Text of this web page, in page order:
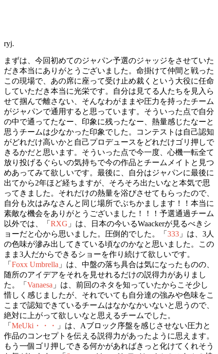
ryj.
まずは、今回初めてのジャパン予選のジャッジをさせていた
だき本当にありがとうございました。命掛けて仲間と戦った
この現場で、あの席に座って受け止め裁くという大役に任命
していただき本当に光栄です。自分は見てる人たちを見入ら
せて掴んで離さない、そんなわがままや圧力を持ったチーム
がジャパンで通用すると思っています。そういった点で自分
の中で通ってたなー、印象に残ったなー、熱量感じたなーと
思うチームは少なかった印象でした。コンテストは自己認知
がどれだけ高いかと自己プロデュースをどれだけゴリ押しで
きるかだと思います。そういった点で今一度、心機一転全て
放り投げるぐらいの気持ちで今の作品とチームメイトと見つ
めあってみて欲しいです。最後に、自分はジャパンに最後に
出てから2年ほど経ちますが、そろそろ出たいなと本気で思
ってきました。それだけの熱量を浴びさせてもらったので、
自分も次はみなさんと同じ場所でぶちかまします！！本当に
素敵な機会をありがとうございました！！！予選通過チーム
以外では、「 RXG 」は、日本の今いるWaackerが見るべきシ
ョーだと心から思いました。圧倒的でした。「 333 」は、3人
の色味が滲み出してきている頃なのかなと思いました。この
まま3人だからできるショーを作り続けて欲しいです。
「 Foxx Umbrella 」は、中盤の落ち具合は気になったものの、
随所のアイデアをそれを見せれるだけの説得力がありまし
た。「 Vanaesa 」は、前回のネタを知っていたからこそ少し
惜しく感じましたが、それでいても自分達の強みや色味をこ
こまで認知できているチームはなかなかいないと思うので、
絶対に上がって欲しいなと思えるチームでした。
「 MeUki・・・
」は、Aブロック序盤を感じさせない圧力と
作品のコンセプトを伝える説得力があったように思えます。
もう一個ゴリ押しできる何かがあればきっと化けてくれそう